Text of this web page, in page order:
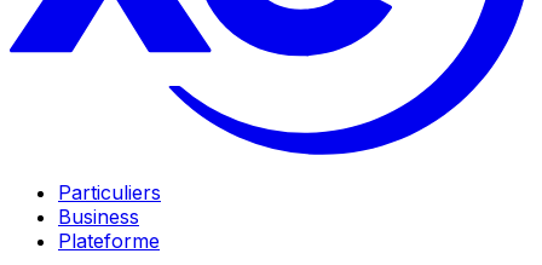
Particuliers
Business
Plateforme